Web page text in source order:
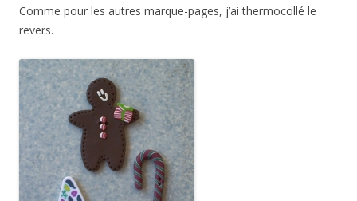
Comme pour les autres marque-pages, j’ai thermocollé le
revers.